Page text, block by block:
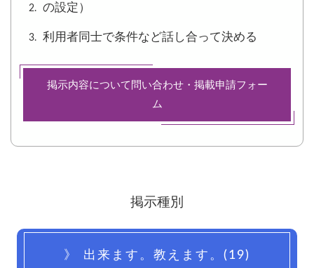
の設定）
利用者同士で条件など話し合って決める
掲示内容について問い合わせ・掲載申請フォー
ム
掲示種別
出来ます。教えます。(19)